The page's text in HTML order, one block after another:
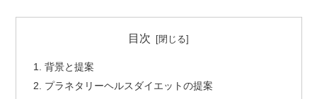
目次
背景と提案
プラネタリーヘルスダイエットの提案